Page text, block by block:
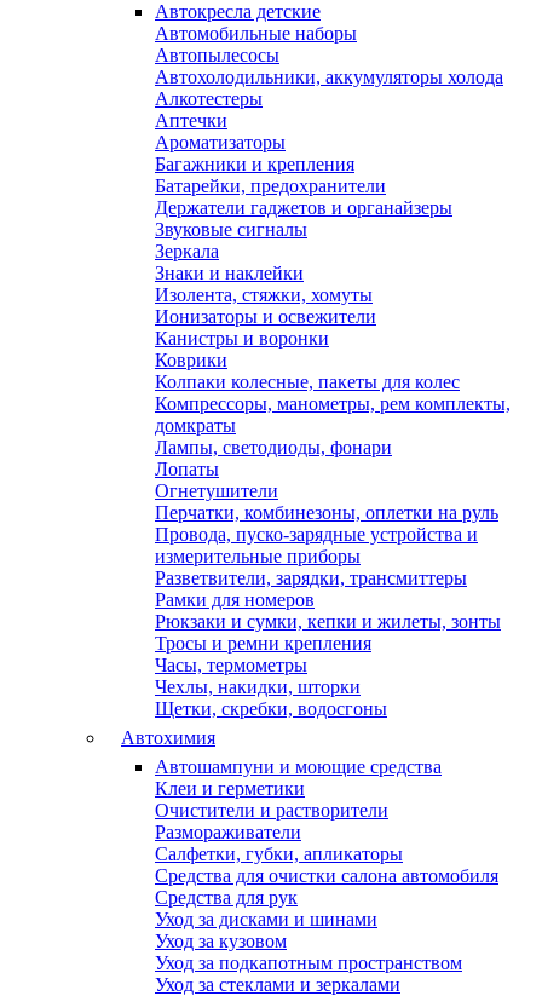
Автокресла детские
Автомобильные наборы
Автопылесосы
Автохолодильники, аккумуляторы холода
Алкотестеры
Аптечки
Ароматизаторы
Багажники и крепления
Батарейки, предохранители
Держатели гаджетов и органайзеры
Звуковые сигналы
Зеркала
Знаки и наклейки
Изолента, стяжки, хомуты
Ионизаторы и освежители
Канистры и воронки
Коврики
Колпаки колесные, пакеты для колес
Компрессоры, манометры, рем комплекты,
домкраты
Лампы, светодиоды, фонари
Лопаты
Огнетушители
Перчатки, комбинезоны, оплетки на руль
Провода, пуско-зарядные устройства и
измерительные приборы
Разветвители, зарядки, трансмиттеры
Рамки для номеров
Рюкзаки и сумки, кепки и жилеты, зонты
Тросы и ремни крепления
Часы, термометры
Чехлы, накидки, шторки
Щетки, скребки, водосгоны
Автохимия
Автошампуни и моющие средства
Клеи и герметики
Очистители и растворители
Размораживатели
Салфетки, губки, апликаторы
Средства для очистки салона автомобиля
Средства для рук
Уход за дисками и шинами
Уход за кузовом
Уход за подкапотным пространством
Уход за стеклами и зеркалами